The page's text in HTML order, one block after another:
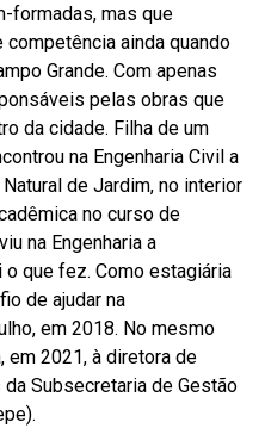
formadas, mas que
ainda quando
Grande. Com apenas
pelas obras que
da cidade. Filha de um
na Engenharia Civil a
de Jardim, no interior
no curso de
na Engenharia a
que fez. Como estagiária
de ajudar na
em 2018. No mesmo
em 2021, à diretora de
Subsecretaria de Gestão